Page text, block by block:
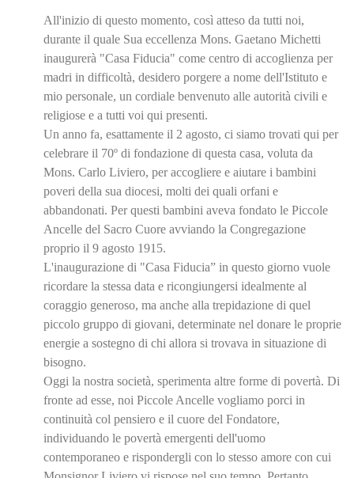
All'inizio di questo momento, così atteso da tutti noi,
durante il quale Sua eccellenza Mons. Gaetano Michetti
inaugurerà "Casa Fiducia" come centro di accoglienza per
madri in difficoltà, desidero porgere a nome dell'Istituto e
mio personale, un cordiale benvenuto alle autorità civili e
religiose e a tutti voi qui presenti.
Un anno fa, esattamente il 2 agosto, ci siamo trovati qui per
celebrare il 70º di fondazione di questa casa, voluta da
Mons. Carlo Liviero, per accogliere e aiutare i bambini
poveri della sua diocesi, molti dei quali orfani e
abbandonati. Per questi bambini aveva fondato le Piccole
Ancelle del Sacro Cuore avviando la Congregazione
proprio il 9 agosto 1915.
L'inaugurazione di "Casa Fiducia” in questo giorno vuole
ricordare la stessa data e ricongiungersi idealmente al
coraggio generoso, ma anche alla trepidazione di quel
piccolo gruppo di giovani, determinate nel donare le proprie
energie a sostegno di chi allora si trovava in situazione di
bisogno.
Oggi la nostra società, sperimenta altre forme di povertà. Di
fronte ad esse, noi Piccole Ancelle vogliamo porci in
continuità col pensiero e il cuore del Fondatore,
individuando le povertà emergenti dell'uomo
contemporaneo e rispondergli con lo stesso amore con cui